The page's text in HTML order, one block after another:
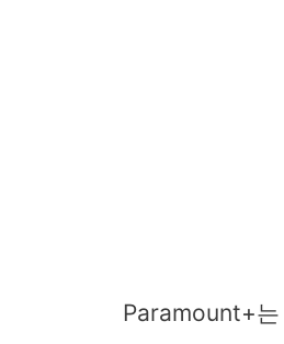
Paramount+는